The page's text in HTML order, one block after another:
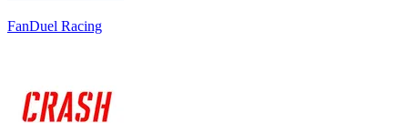
FanDuel Racing